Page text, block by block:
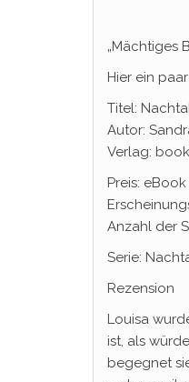
„Mächtiges
Hier ein
Titel:
Autor:
Verlag:
Preis:
Anzahl der
Serie:
Rezension
Louisa
ist, als
begegnet